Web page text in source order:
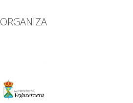
ORGANIZA